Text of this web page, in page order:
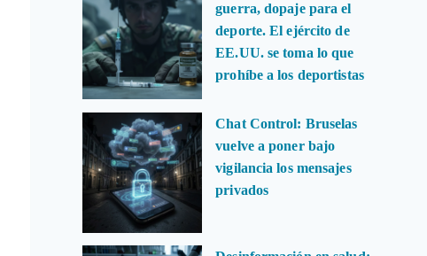
guerra, dopaje para el
deporte. El ejército de
EE.UU. se toma lo que
prohíbe a los deportistas
Chat Control: Bruselas
vuelve a poner bajo
vigilancia los mensajes
privados